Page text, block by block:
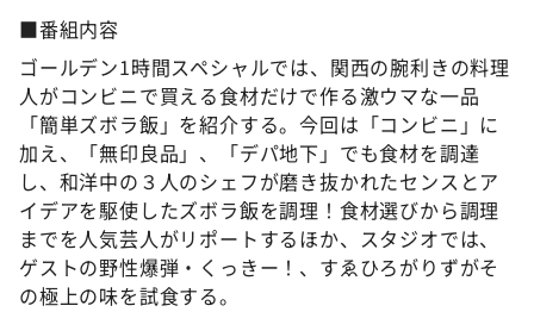
■番組内容
ゴールデン1時間スペシャルでは、関西の腕利きの料理
人がコンビニで買える食材だけで作る激ウマな一品
「簡単ズボラ飯」を紹介する。今回は「コンビニ」に
加え、「無印良品」、「デパ地下」でも食材を調達
し、和洋中の３人のシェフが磨き抜かれたセンスとア
イデアを駆使したズボラ飯を調理！食材選びから調理
までを人気芸人がリポートするほか、スタジオでは、
ゲストの野性爆弾・くっきー！、すゑひろがりずがそ
の極上の味を試食する。